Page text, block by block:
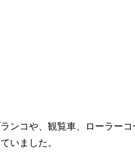
ンコや、観覧車、ローラー
いました。